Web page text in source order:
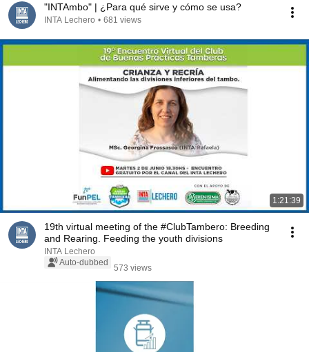
"INTAmbo" | ¿Para qué sirve y cómo se usa?
INTA Lechero • 681 views
1:21:39
19th virtual meeting of the #ClubTambero: Breeding
and Rearing. Feeding the youth divisions
INTA Lechero
Auto-dubbed
573 views